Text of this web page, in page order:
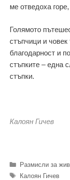
ме отведоха
Голямото
стъпчици и
благодарност и
стъпките – една
стъпки.
Калоян Гичев
Категории
Размисли за
Етикети
Калоян Гичев